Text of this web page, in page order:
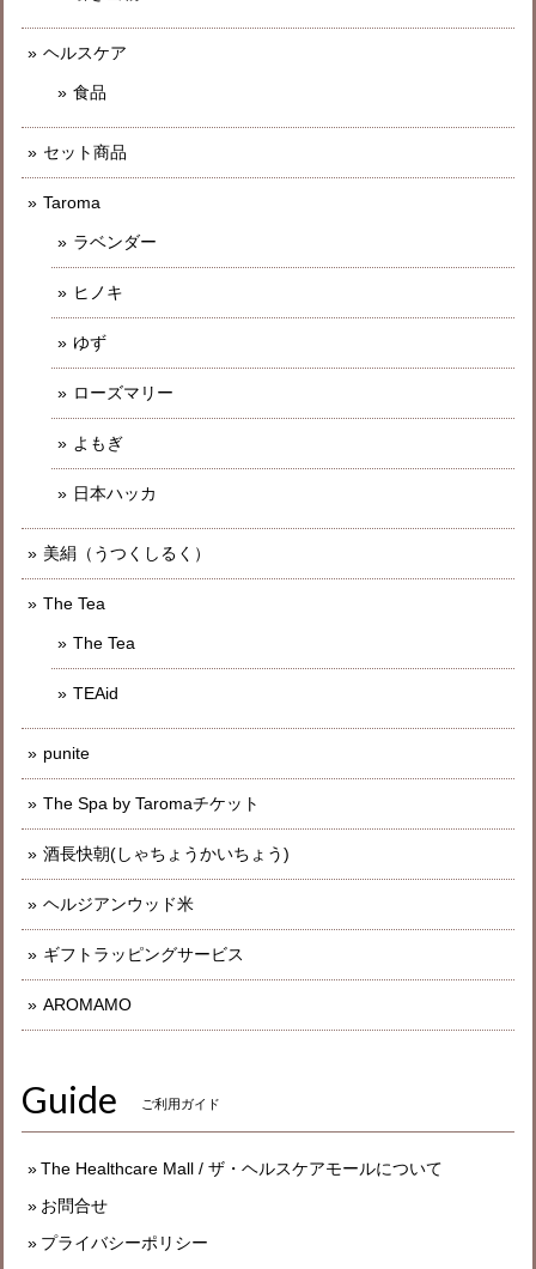
ヘルスケア
食品
セット商品
Taroma
ラベンダー
ヒノキ
ゆず
ローズマリー
よもぎ
日本ハッカ
美絹（うつくしるく）
The Tea
The Tea
TEAid
punite
The Spa by Taromaチケット
酒長快朝(しゃちょうかいちょう)
ヘルジアンウッド米
ギフトラッピングサービス
AROMAMO
Guide ご利用ガイド
The Healthcare Mall / ザ・ヘルスケアモールについて
お問合せ
プライバシーポリシー